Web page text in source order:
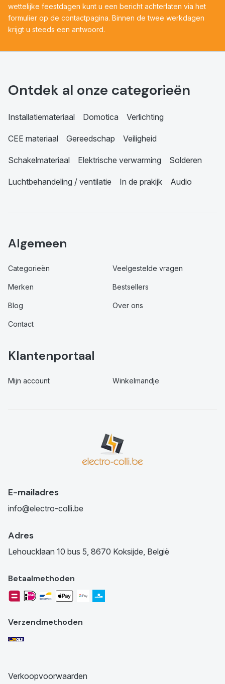
wettelijke feestdagen kunt u een bericht achterlaten via het
formulier op de contactpagina. Binnen de twee werkdagen
krijgt u steeds een antwoord.
Ontdek al onze categorieën
Installatiemateriaal Domotica Verlichting
CEE materiaal Gereedschap Veiligheid
Schakelmateriaal Elektrische verwarming Solderen
Luchtbehandeling / ventilatie In de prakijk Audio
Algemeen
Categorieën Veelgestelde vragen
Merken Bestsellers
Blog Over ons
Contact
Klantenportaal
Mijn account Winkelmandje
E-mailadres
info@electro-colli.be
Adres
Lehoucklaan 10 bus 5, 8670 Koksijde, België
Betaalmethoden
Verzendmethoden
Verkoopvoorwaarden